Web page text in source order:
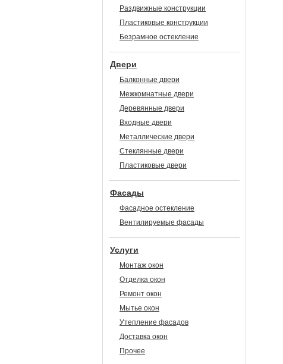
Раздвижные конструкции
Пластиковые конструкции
Безрамное остекление
Двери
Балконные двери
Межкомнатные двери
Деревянные двери
Входные двери
Металлические двери
Стеклянные двери
Пластиковые двери
Фасады
Фасадное остекление
Вентилируемые фасады
Услуги
Монтаж окон
Отделка окон
Ремонт окон
Мытье окон
Утепление фасадов
Доставка окон
Прочее